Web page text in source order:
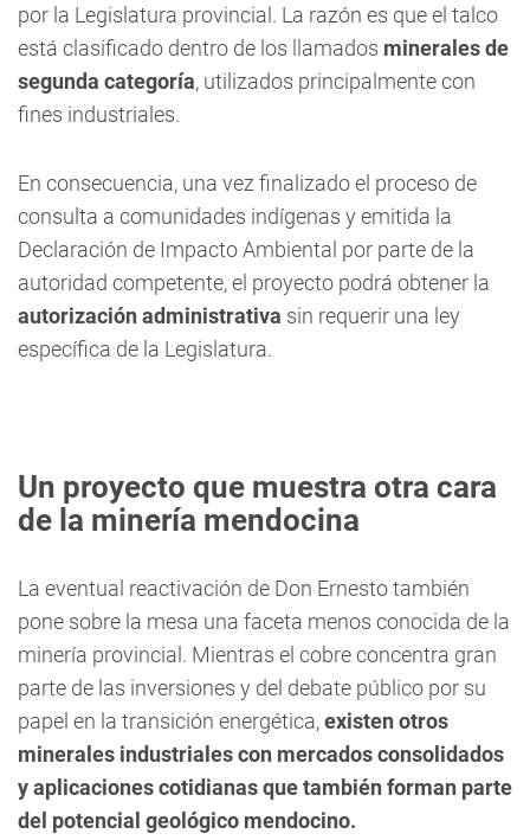
por la Legislatura provincial. La razón es que el talco
está clasificado dentro de los llamados minerales de
segunda categoría, utilizados principalmente con
fines industriales.
En consecuencia, una vez finalizado el proceso de
consulta a comunidades indígenas y emitida la
Declaración de Impacto Ambiental por parte de la
autoridad competente, el proyecto podrá obtener la
autorización administrativa sin requerir una ley
específica de la Legislatura.
Un proyecto que muestra otra cara
de la minería mendocina
La eventual reactivación de Don Ernesto también
pone sobre la mesa una faceta menos conocida de la
minería provincial. Mientras el cobre concentra gran
parte de las inversiones y del debate público por su
papel en la transición energética,existen otros
minerales industriales con mercados consolidados
y aplicaciones cotidianas que también forman parte
del potencial geológico mendocino.